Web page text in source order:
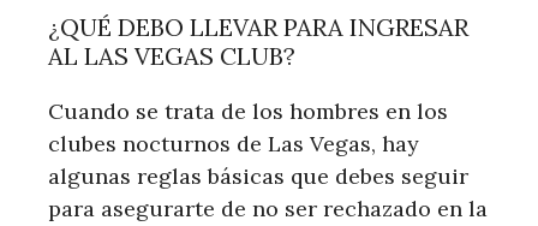
¿QUÉ DEBO LLEVAR PARA INGRESAR
AL​ LAS VEGAS CLUB?
Cuando se trata de‍ los hombres en⁢ los
clubes nocturnos‍ de Las Vegas, hay
algunas reglas básicas que debes seguir
para asegurarte de no ser rechazado ​en la